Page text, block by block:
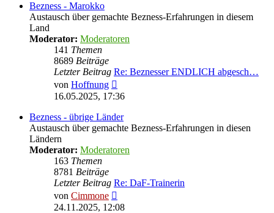
Bezness - Marokko
Austausch über gemachte Bezness-Erfahrungen in diesem
Land
Moderator: Moderatoren
141 Themen
8689 Beiträge
Letzter Beitrag Re: Beznesser ENDLICH abgesch…
von Hoffnung
Beitrag
16.05.2025, 17:36
Bezness - übrige Länder
Austausch über gemachte Bezness-Erfahrungen in diesen
Ländern
Moderator: Moderatoren
163 Themen
8781 Beiträge
Letzter Beitrag Re: DaF-Trainerin
von Cimmone
Beitrag
24.11.2025, 12:08